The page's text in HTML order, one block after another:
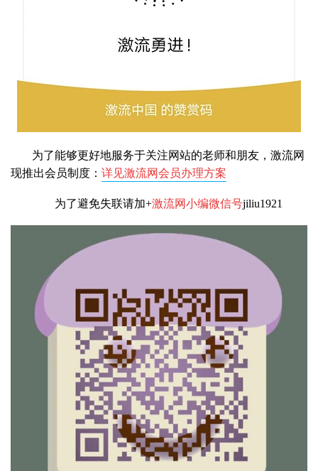
为了能够更好地服务于关注网站的老师和朋友，激流网
现推出会员制度： 详见激流网会员办理方案
为了避免失联请加+激流网小编微信号jiliu1921